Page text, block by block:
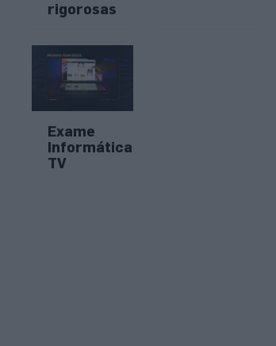
rigorosas
Exame
Informática
TV